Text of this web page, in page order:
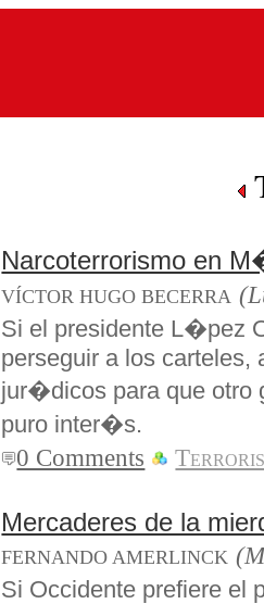
Narcoterrorismo en
VÍCTOR HUGO BECERRA
Si el presidente L�pez
perseguir a los carteles,
jur�dicos para que otro
puro inter�s.
0 Comments
Mercaderes de la
FERNANDO AMERLINCK
Si Occidente prefiere